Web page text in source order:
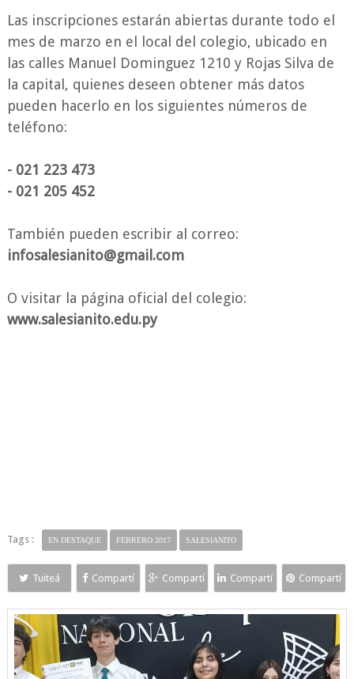
Las inscripciones estarán abiertas durante todo el
mes de marzo en el local del colegio, ubicado en
las calles Manuel Dominguez 1210 y Rojas Silva de
la capital, quienes deseen obtener más datos
pueden hacerlo en los siguientes números de
teléfono:
- 021 223 473
- 021 205 452
También pueden escribir al correo:
infosalesianito@gmail.com
O visitar la página oficial del colegio:
www.salesianito.edu.py
Tags : EN DESTAQUE FEBRERO 2017 SALESIANITO
Tuiteá Compartí Compartí Compartí Compartí